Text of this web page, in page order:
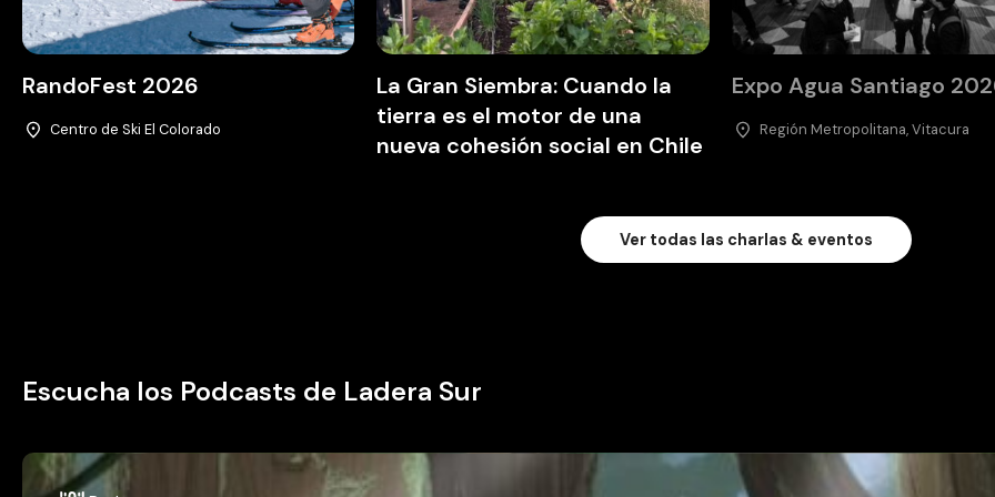
RandoFest 2026
Centro de Ski El Colorado
La Gran Siembra: Cuando la
tierra es el motor de una
nueva cohesión social en Chile
Expo Agua Santiago
Región Metropolitana, Vitacura
Ver todas las charlas & eventos
Escucha los Podcasts de Ladera Sur